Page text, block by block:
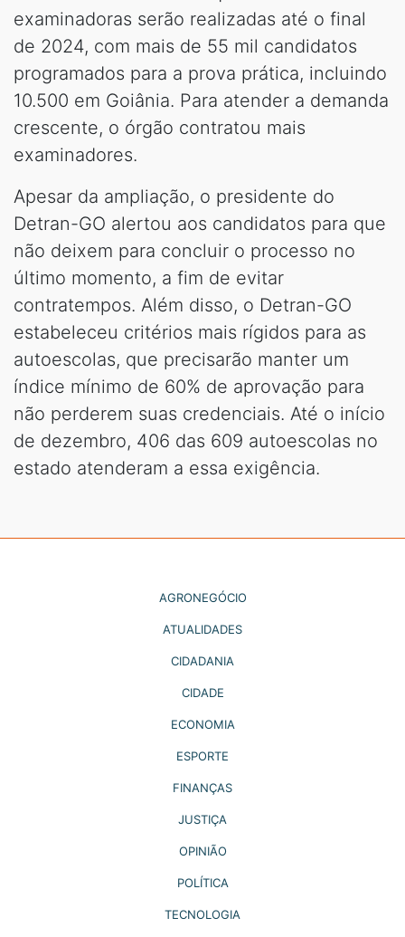
examinadoras serão realizadas até o final
de 2024, com mais de 55 mil candidatos
programados para a prova prática, incluindo
10.500 em Goiânia. Para atender a demanda
crescente, o órgão contratou mais
examinadores.
Apesar da ampliação, o presidente do
Detran-GO alertou aos candidatos para que
não deixem para concluir o processo no
último momento, a fim de evitar
contratempos. Além disso, o Detran-GO
estabeleceu critérios mais rígidos para as
autoescolas, que precisarão manter um
índice mínimo de 60% de aprovação para
não perderem suas credenciais. Até o início
de dezembro, 406 das 609 autoescolas no
estado atenderam a essa exigência.
AGRONEGÓCIO
ATUALIDADES
CIDADANIA
CIDADE
ECONOMIA
ESPORTE
FINANÇAS
JUSTIÇA
OPINIÃO
POLÍTICA
TECNOLOGIA